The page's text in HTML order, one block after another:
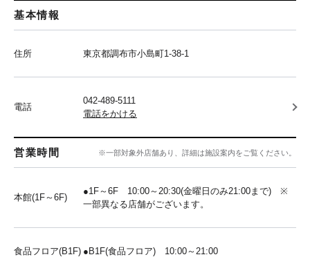
基本情報
住所 東京都調布市小島町1-38-1
電話
042-489-5111
電話をかける
営業時間 ※一部対象外店舗あり、詳細は施設案内をご覧ください。
本館(1F～6F)
●1F～6F 10:00～20:30(金曜日のみ21:00まで) ※
一部異なる店舗がございます。
食品フロア(B1F) ●B1F(食品フロア) 10:00～21:00